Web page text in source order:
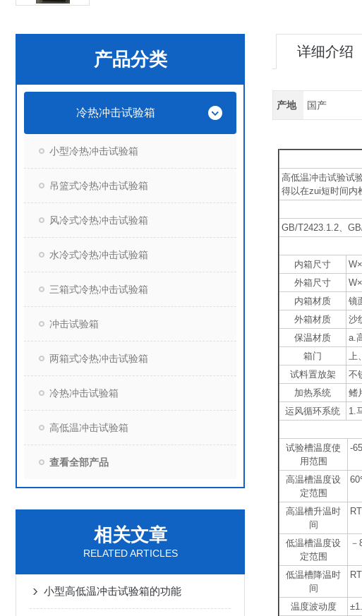
产品分类
冷热冲击试验箱
小型冷热冲击试验箱
吊篮式冷热冲击试验箱
风冷式冷热冲击试验箱
水冷式冷热冲击试验箱
三箱式冷热冲击试验箱
冲击试验箱
两箱式冷热冲击试验箱
冷热冲击试验箱
高低温冲击试验箱
查看全部产品
相关文章
RELATED ARTICLES
小型高低温冲击试验箱的功能
详细介绍
产地 国产
高低温冲击试验试
得以在zui短时间内
GB/T2423.1.2、
内箱尺寸
外箱尺寸
内箱材质
镜
外箱材质
沙
保温材质
a.
箱门
上
试料置放架
不
加热系统
鳍
运风循环系统
1.
试验槽温度使
用范围
-
高温槽温度设
定范围
高温槽升温时
间
低温槽温度设
定范围
低温槽降温时
间
温度波动度